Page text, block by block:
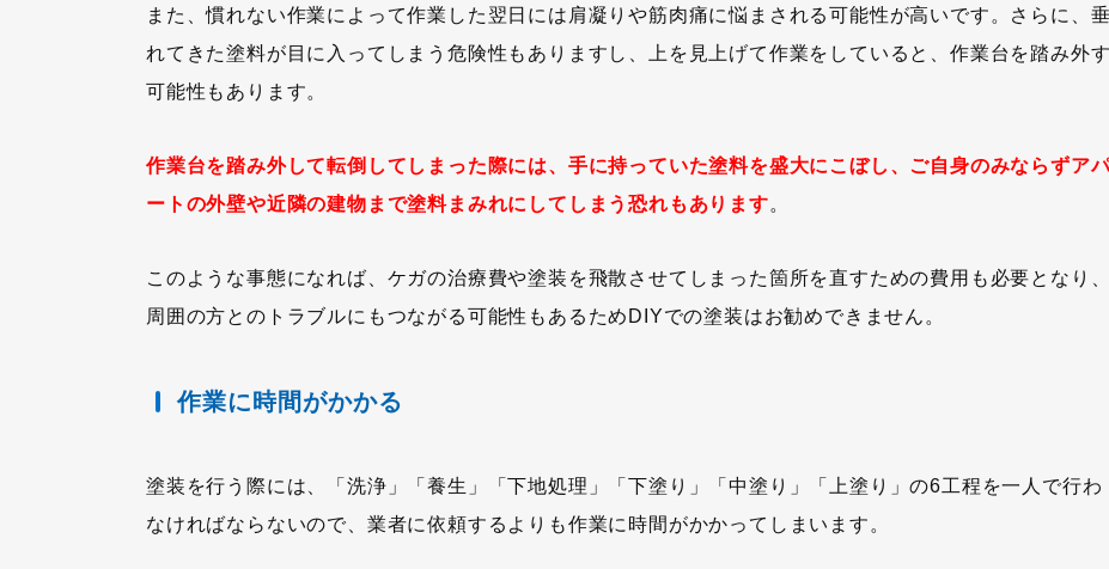
また、慣れない作業によって作業した翌日には肩凝りや筋肉痛に悩まされる可能性が高いです。さらに、垂
れてきた塗料が目に入ってしまう危険性もありますし、上を見上げて作業をしていると、作業台を踏み外す
可能性もあります。
作業台を踏み外して転倒してしまった際には、手に持っていた塗料を盛大にこぼし、ご自身のみならずア
ートの外壁や近隣の建物まで塗料まみれにしてしまう恐れもあります。
このような事態になれば、ケガの治療費や塗装を飛散させてしまった箇所を直すための費用も必要となり、
周囲の方とのトラブルにもつながる可能性もあるためDIYでの塗装はお勧めできません。
作業に時間がかかる
塗装を行う際には、「洗浄」「養生」「下地処理」「下塗り」「中塗り」「上塗り」の6工程を一人で行わ
なければならないので、業者に依頼するよりも作業に時間がかかってしまいます。